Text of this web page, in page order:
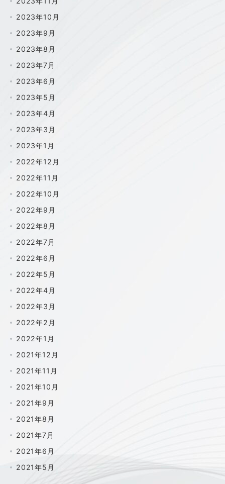
2023年10月
2023年9月
2023年8月
2023年7月
2023年6月
2023年5月
2023年4月
2023年3月
2023年1月
2022年12月
2022年11月
2022年10月
2022年9月
2022年8月
2022年7月
2022年6月
2022年5月
2022年4月
2022年3月
2022年2月
2022年1月
2021年12月
2021年11月
2021年10月
2021年9月
2021年8月
2021年7月
2021年6月
2021年5月